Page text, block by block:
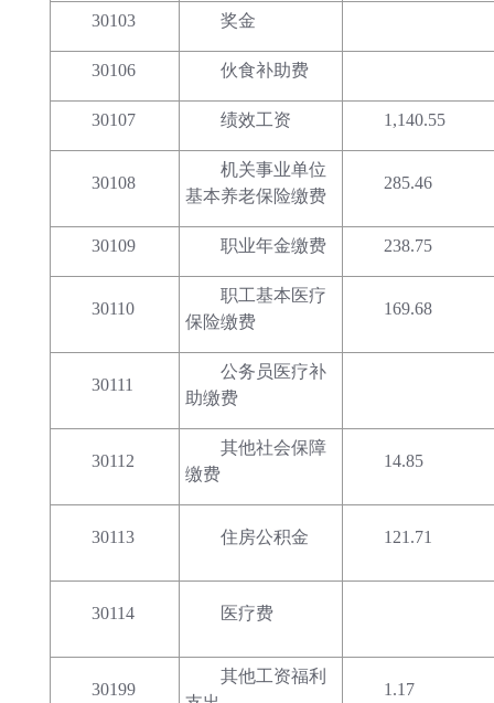
30103 奖金
30106 伙食补助费
30107 绩效工资 1,140.55
30108
机关事业单位
基本养老保险缴费
285.46
30109 职业年金缴费 238.75
30110
职工基本医疗
保险缴费
169.68
30111
公务员医疗补
助缴费
30112
其他社会保障
缴费
14.85
30113 住房公积金 121.71
30114 医疗费
30199
其他工资福利
1.17